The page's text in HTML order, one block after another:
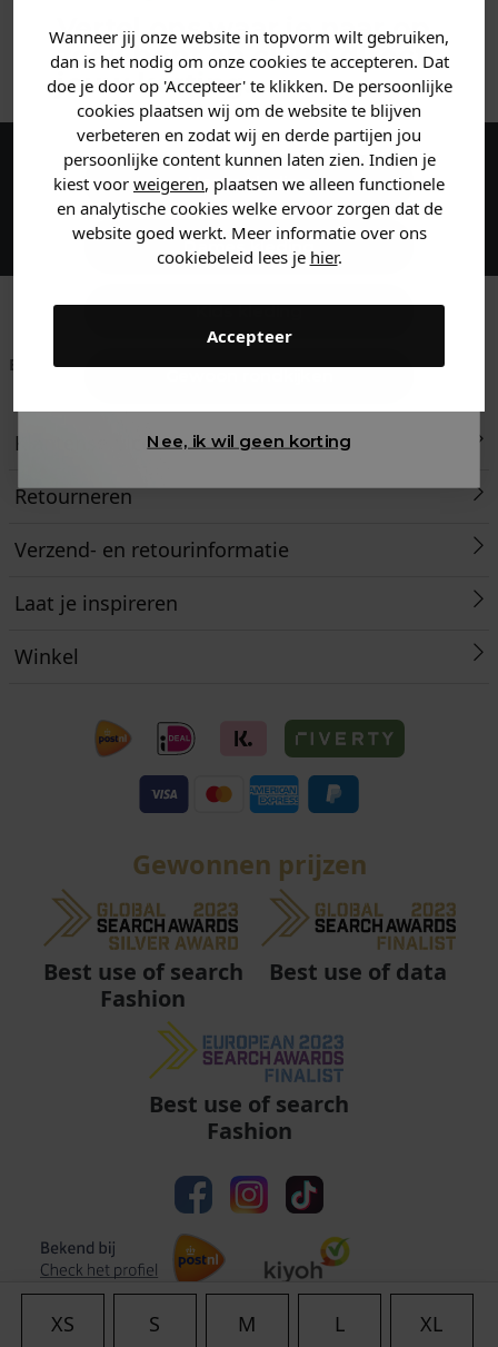
Wanneer jij onze website in topvorm wilt gebruiken,
dan is het nodig om onze cookies te accepteren. Dat
doe je door op 'Accepteer' te klikken. De persoonlijke
cookies plaatsen wij om de website te blijven
verbeteren en zodat wij en derde partijen jou
persoonlijke content kunnen laten zien. Indien je
kiest voor weigeren, plaatsen we alleen functionele
en analytische cookies welke ervoor zorgen dat de
website goed werkt. Meer informatie over ons
cookiebeleid lees je hier.
Accepteer
XS S M L XL
ANDERE BESTELDEN OOK
Maak een account aan en ontvang 5%
korting op je eerste bestelling!
Betaal achteraf met
Voor 23:59 besteld
Klanten beoordelen
Klantenservice
Retourneren
Verzend- en retourinformatie
Laat je inspireren
Winkel
Gewonnen prijzen
Best use of search
Fashion
Best use of data
Best use of search
Fashion
Vertel ons waar je naar op
zoek bent en claim direct
jouwkorting.
Heren kleding
Dames kleding
Kids kleding
Nee, ik wil geen korting